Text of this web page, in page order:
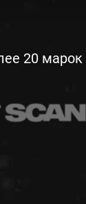
20 марок